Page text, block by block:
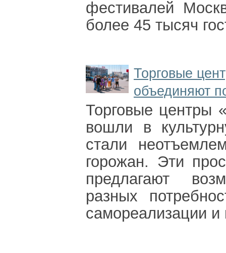
фестивалей
более 45 тысяч
Торговые
объединяют
Торговые центры
вошли в
стали
горожан. Эти
предлагают
разных
самореализации и